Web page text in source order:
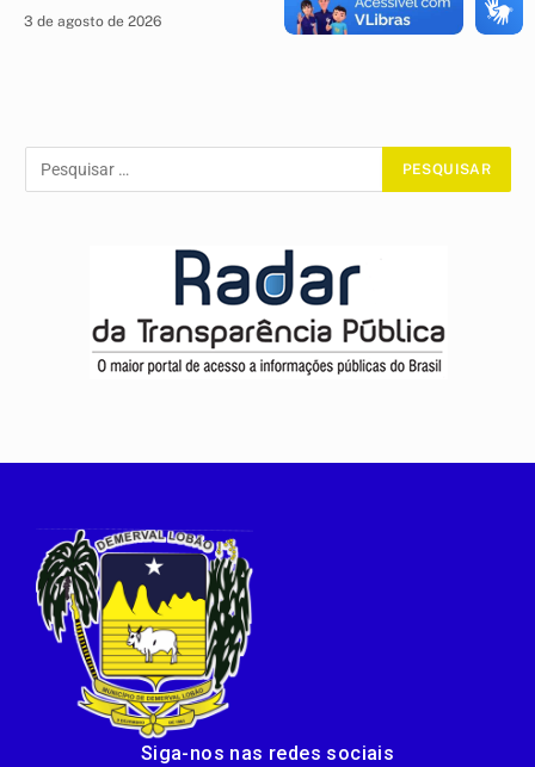
3 de agosto de 2026
Siga-nos nas redes sociais